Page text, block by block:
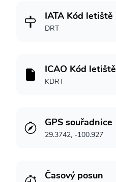
IATA Kód letiště
DRT
ICAO Kód letiště
KDRT
GPS souřadnice
29.3742, -100.927
Časový posun